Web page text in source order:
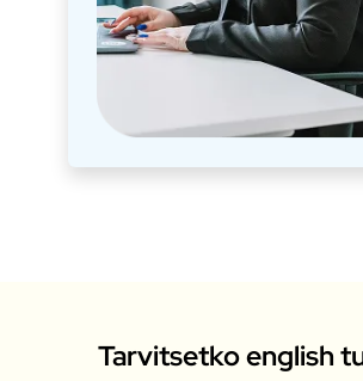
Tarvitsetko english